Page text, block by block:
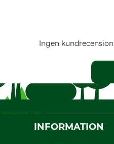
Ingen
INFORMATION